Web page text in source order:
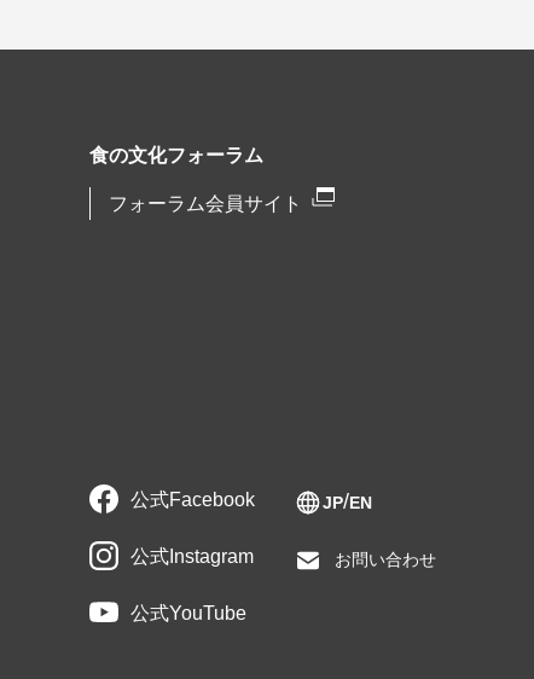
食の文化フォーラム
フォーラム会員サイト
公式Facebook
公式Instagram
公式YouTube
JP EN
お問い合わせ